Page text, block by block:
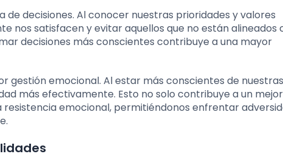
decisiones. Al conocer nuestras prioridades y valores
nos satisfacen y evitar aquellos que no están alineados
decisiones más conscientes contribuye a una mayor
gestión emocional. Al estar más conscientes de nuestras
más efectivamente. Esto no solo contribuye a un mejor
emocional, permitiéndonos enfrentar